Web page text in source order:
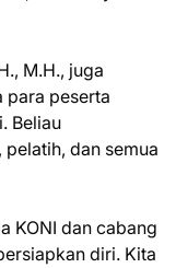
M.H., juga
para peserta
Beliau
dan semua
KONI dan cabang
diri. Kita